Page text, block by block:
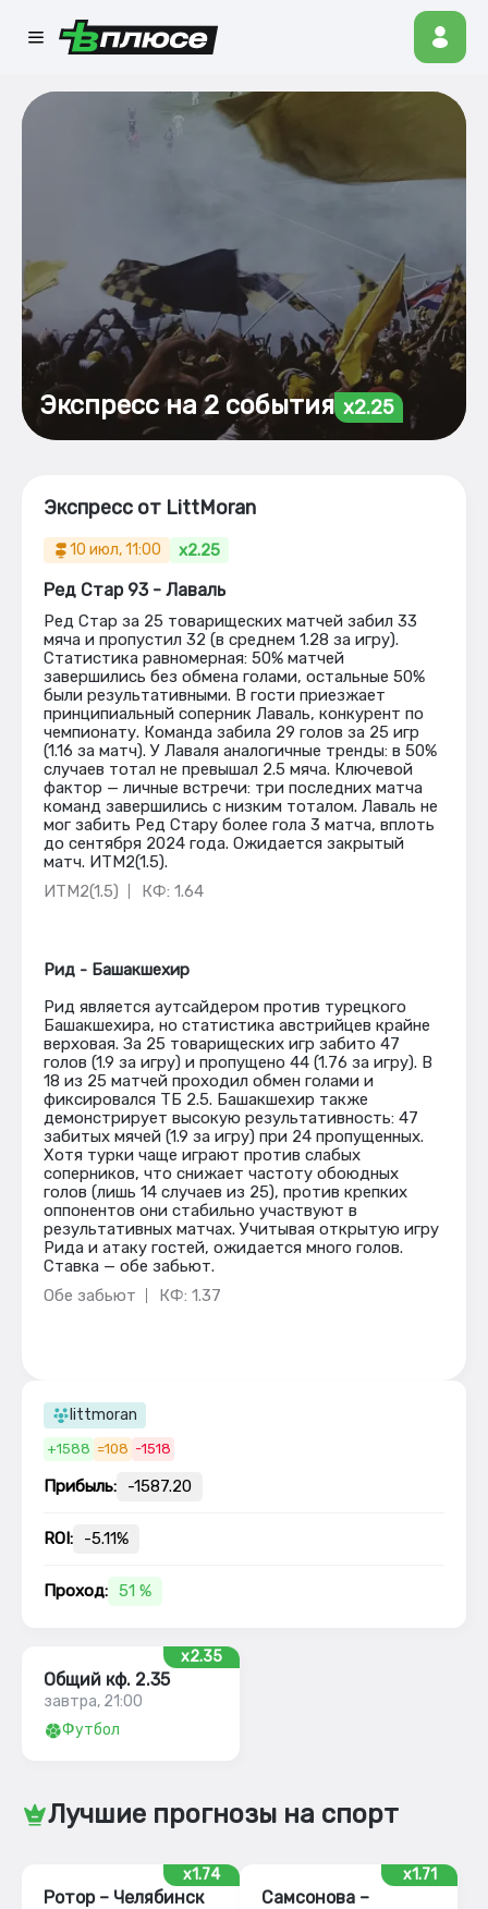
Экспресс на 2 события x2.25
Экспресс от LittMoran
10 июл, 11:00 x2.25
Ред Стар 93 - Лаваль
Ред Стар за 25 товарищеских матчей забил 33
мяча и пропустил 32 (в среднем 1.28 за игру).
Статистика равномерная: 50% матчей
завершились без обмена голами, остальные 50%
были результативными. В гости приезжает
принципиальный соперник Лаваль, конкурент по
чемпионату. Команда забила 29 голов за 25 игр
(1.16 за матч). У Лаваля аналогичные тренды: в 50%
случаев тотал не превышал 2.5 мяча. Ключевой
фактор — личные встречи: три последних матча
команд завершились с низким тоталом. Лаваль не
мог забить Ред Стару более гола 3 матча, вплоть
до сентября 2024 года. Ожидается закрытый
матч. ИТМ2(1.5).
ИТМ2(1.5)
КФ: 1.64
Рид - Башакшехир
Рид является аутсайдером против турецкого
Башакшехира, но статистика австрийцев крайне
верховая. За 25 товарищеских игр забито 47
голов (1.9 за игру) и пропущено 44 (1.76 за игру). В
18 из 25 матчей проходил обмен голами и
фиксировался ТБ 2.5. Башакшехир также
демонстрирует высокую результативность: 47
забитых мячей (1.9 за игру) при 24 пропущенных.
Хотя турки чаще играют против слабых
соперников, что снижает частоту обоюдных
голов (лишь 14 случаев из 25), против крепких
оппонентов они стабильно участвуют в
результативных матчах. Учитывая открытую игру
Рида и атаку гостей, ожидается много голов.
Ставка — обе забьют.
Обе забьют
КФ: 1.37
littmoran
+1588 =108 -1518
Прибыль: -1587.20
ROI: -5.11%
Проход: 51 %
x2.35
Общий кф. 2.35
завтра, 21:00
Футбол
Лучшие прогнозы на спорт
x1.74
Ротор – Челябинск
x1.71
Самсонова –